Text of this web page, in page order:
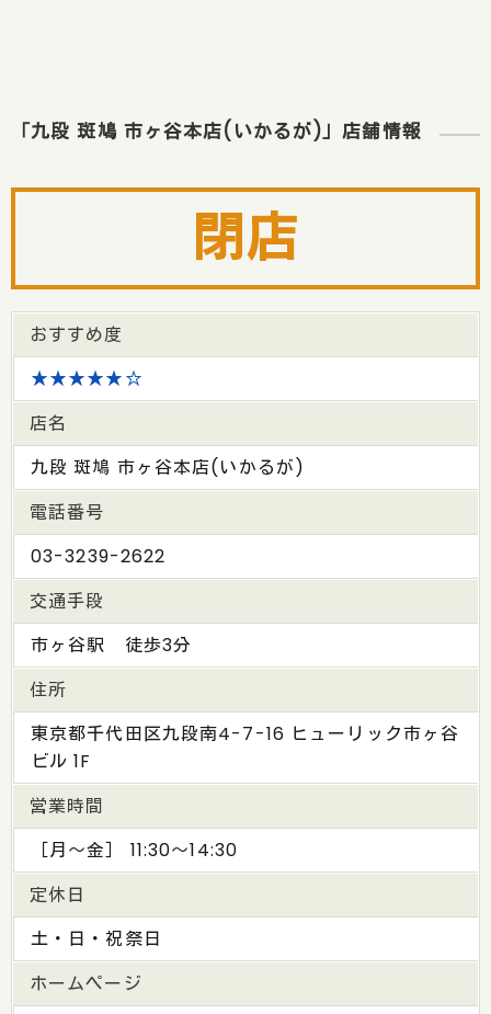
「九段 斑鳩 市ヶ谷本店(いかるが)」店舗情報
閉店
おすすめ度
★★★★★☆
店名
九段 斑鳩 市ヶ谷本店(いかるが)
電話番号
03-3239-2622
交通手段
市ヶ谷駅 徒歩3分
住所
東京都千代田区九段南4-7-16 ヒューリック市ヶ谷
ビル 1F
営業時間
［月～金］ 11:30～14:30
定休日
土・日・祝祭日
ホームページ